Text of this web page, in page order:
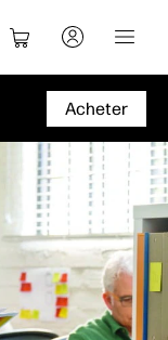
Acheter